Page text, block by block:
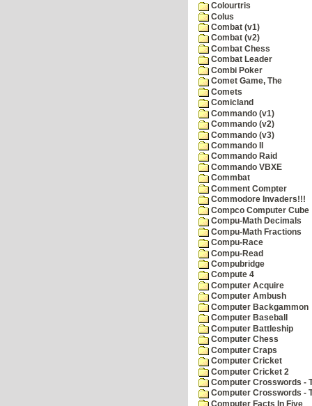
Colourtris
Colus
Combat (v1)
Combat (v2)
Combat Chess
Combat Leader
Combi Poker
Comet Game, The
Comets
Comicland
Commando (v1)
Commando (v2)
Commando (v3)
Commando II
Commando Raid
Commando VBXE
Commbat
Comment Compter
Commodore Invaders!!!
Compco Computer Cube
Compu-Math Decimals
Compu-Math Fractions
Compu-Race
Compu-Read
Compubridge
Compute 4
Computer Acquire
Computer Ambush
Computer Backgammon
Computer Baseball
Computer Battleship
Computer Chess
Computer Craps
Computer Cricket
Computer Cricket 2
Computer Crosswords -
Computer Crosswords -
Computer Facts In Five